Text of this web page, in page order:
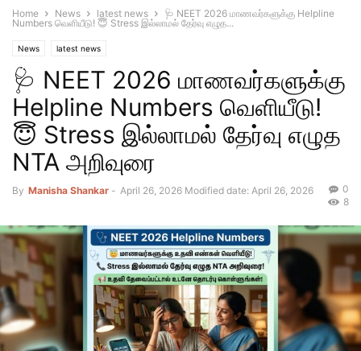
Home News latest news
🩺 NEET 2026 மாணவர்களுக்கு Helpline
Numbers வெளியீடு! 😇 Stress இல்லாமல் தேர்வு எழுத...
News latest news
🩺 NEET 2026 மாணவர்களுக்கு
Helpline Numbers வெளியீடு!
😇 Stress இல்லாமல் தேர்வு எழுத
NTA அறிவுரை
By Manisha Shankar - April 26, 2026 Modified date: April 26, 2026
0
8